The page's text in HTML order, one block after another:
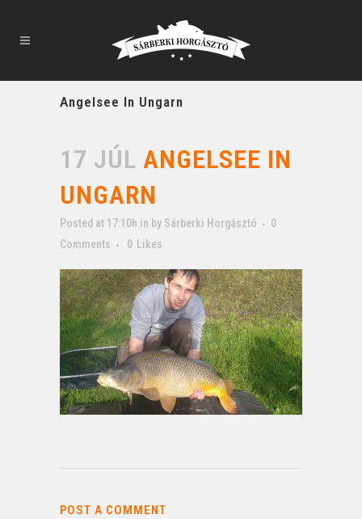
Angelsee In Ungarn
17 JÚL ANGELSEE IN
UNGARN
Posted at 17:10h in by Sárberki Horgásztó
0
Comments
0 Likes
POST A COMMENT